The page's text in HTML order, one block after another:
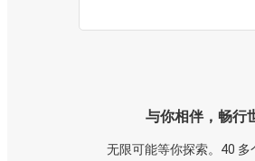
与你相伴，畅行
无限可能等你探索。40 多